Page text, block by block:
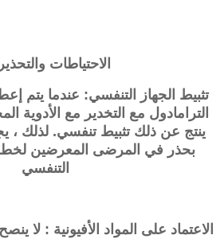
الاحتياطات
تثبيط الجهاز التنفسي: عندما يتم
الترامادول مع التخدير مع الأدوية
ينتج عن ذلك تثبيط تنفسي. لذلك ،
بحذر في المرضى المعرضين لخطر
التنفسي
الاعتماد على المواد الأفيونية : لا